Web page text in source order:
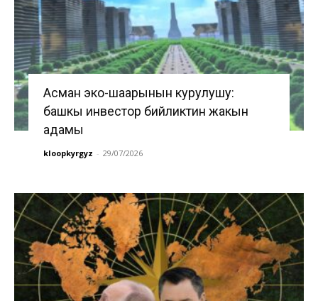
Асман эко-шаарынын курулушу:
башкы инвестор бийликтин жакын
адамы
kloopkyrgyz - 29/07/2026